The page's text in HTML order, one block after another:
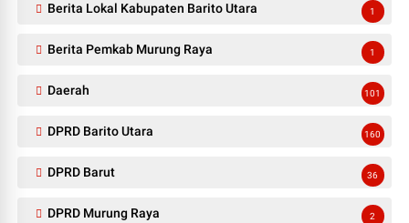
Berita Lokal Kabupaten Barito Utara 1
Berita Pemkab Murung Raya 1
Daerah 101
DPRD Barito Utara 160
DPRD Barut 36
DPRD Murung Raya 2